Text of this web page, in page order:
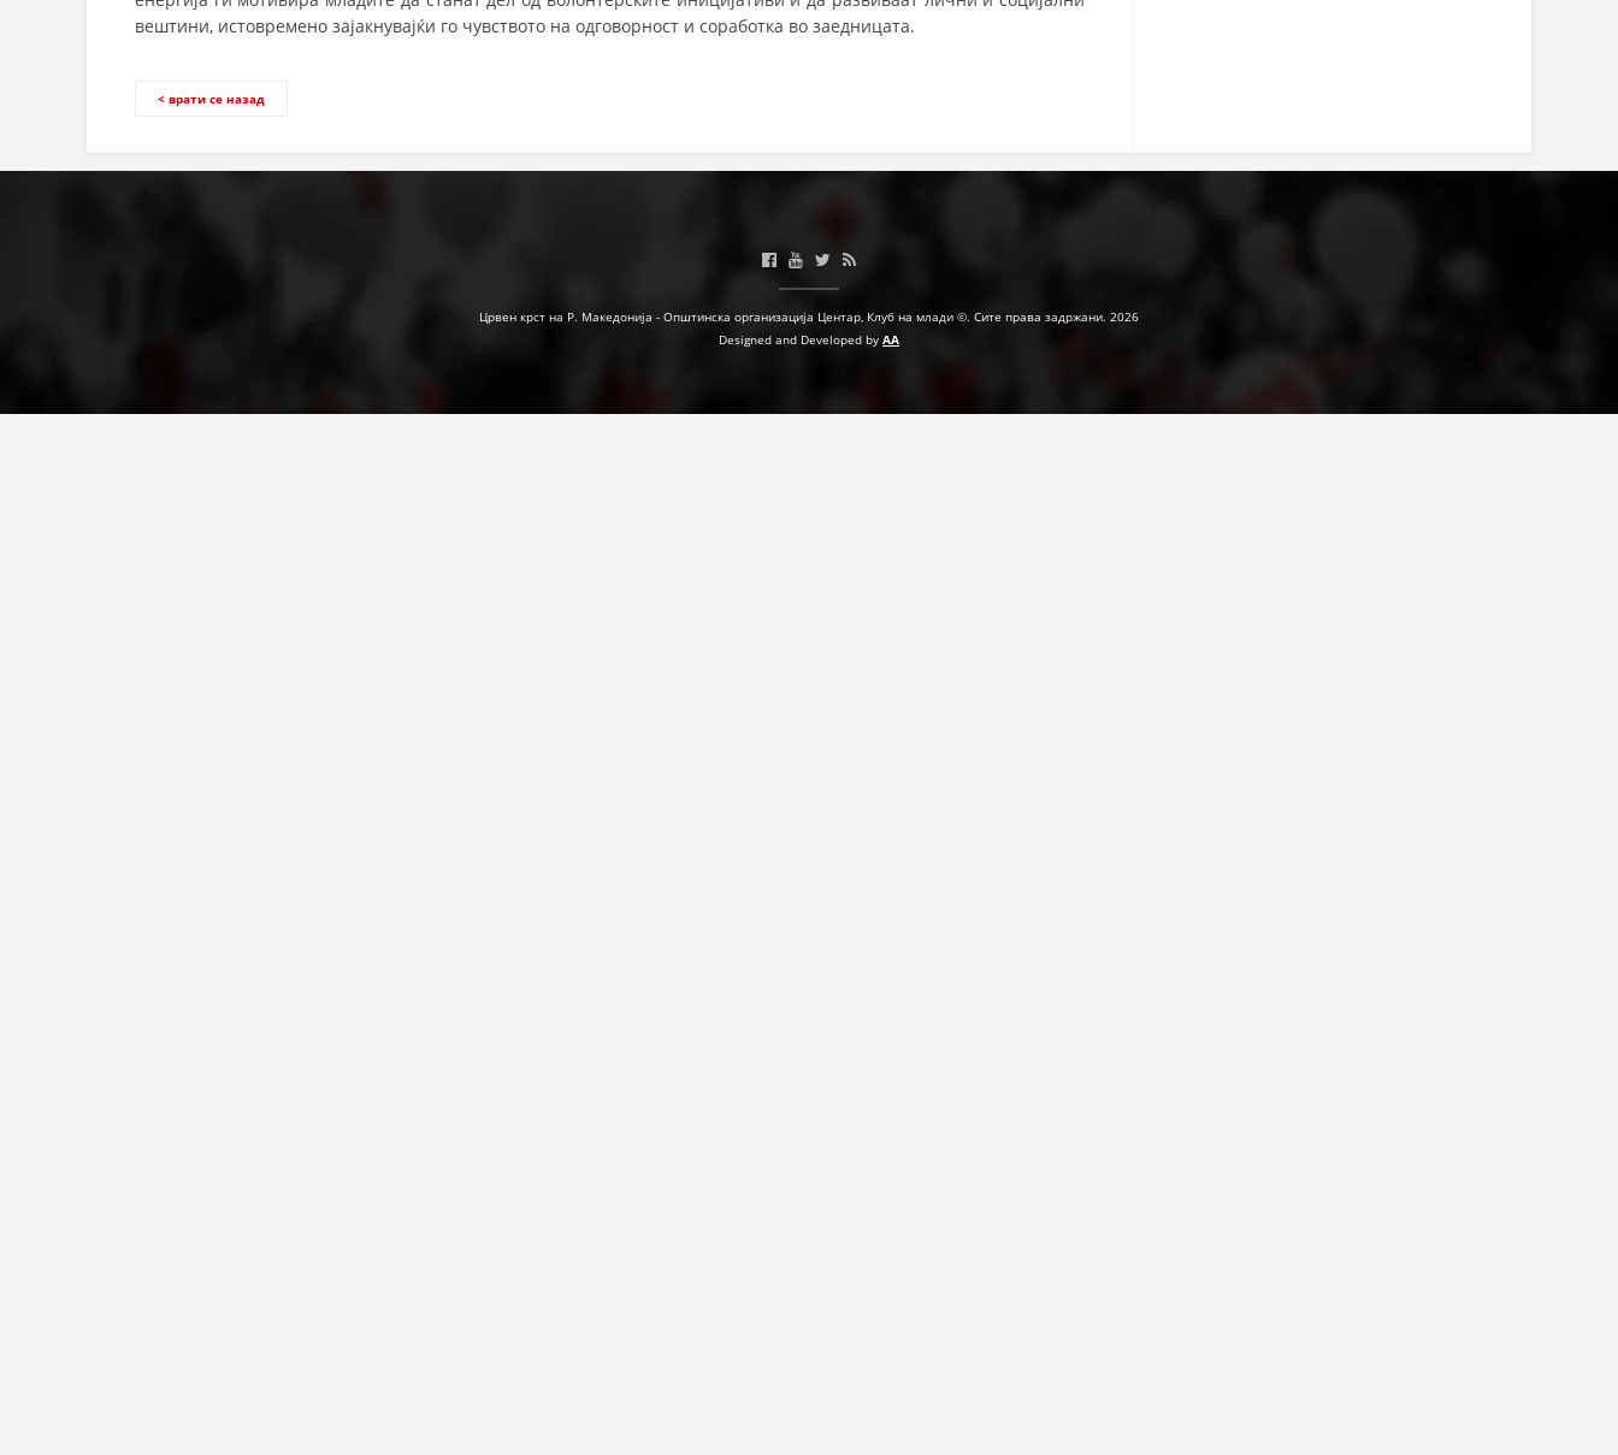
вештини, истовремено зајакнувајќи го чувството на одговорност и соработка во заедницата.
< врати се назад
Црвен крст на Р. Македонија - Општинска организација Центар, Клуб на млади ©. Сите права задржани. 2026
Designed and Developed by AA